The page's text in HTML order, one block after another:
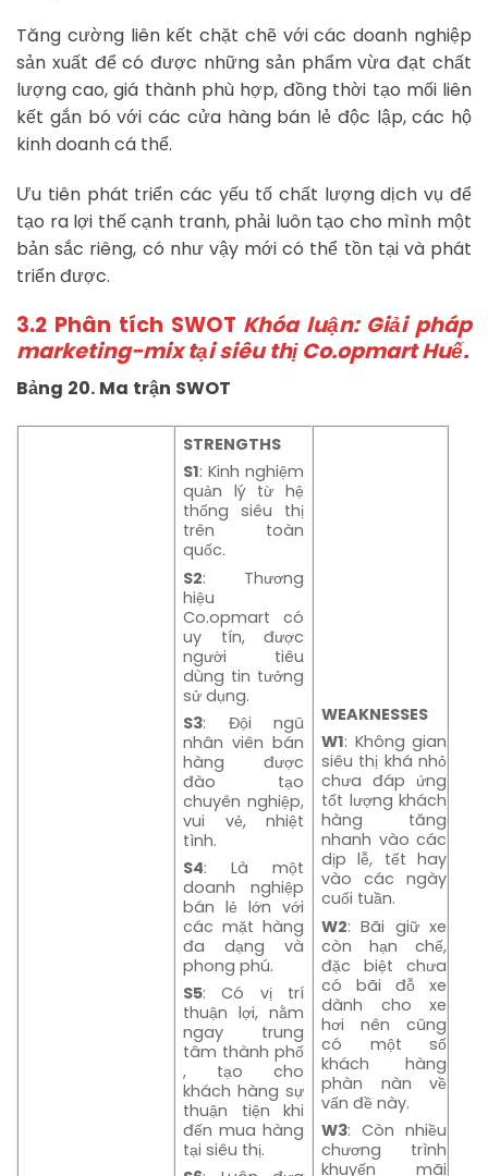
Tăng cường liên kết chặt chẽ với các doanh nghiệp
sản xuất để có được những sản phẩm vừa đạt chất
lượng cao, giá thành phù hợp, đồng thời tạo mối liên
kết gắn bó với các cửa hàng bán lẻ độc lập, các hộ
kinh doanh cá thể.
Ưu tiên phát triển các yếu tố chất lượng dịch vụ để
tạo ra lợi thế cạnh tranh, phải luôn tạo cho mình một
bản sắc riêng, có như vậy mới có thể tồn tại và phát
triển được.
3.2 Phân tích SWOT Khóa luận: Giải pháp
marketing-mix tại siêu thị Co.opmart Huế.
Bảng 20. Ma trận SWOT
STRENGTHS
S1: Kinh nghiệm
quản lý từ hệ
thống siêu thị
trên toàn
quốc.
S2: Thương
hiệu
Co.opmart có
uy tín, được
người tiêu
dùng tin tưởng
sử dụng.
S3: Đội ngũ
nhân viên bán
hàng được
đào tạo
chuyên nghiệp,
vui vẻ, nhiệt
tình.
S4: Là một
doanh nghiệp
bán lẻ lớn với
các mặt hàng
đa dạng và
phong phú.
S5: Có vị trí
thuận lợi, nằm
ngay trung
tâm thành phố
, tạo cho
khách hàng sự
thuận tiện khi
đến mua hàng
tại siêu thị.
WEAKNESSES
W1: Không gian
siêu thị khá nhỏ
chưa đáp ứng
tốt lượng khách
hàng tăng
nhanh vào các
dịp lễ, tết hay
vào các ngày
cuối tuần.
W2: Bãi giữ xe
còn hạn chế,
đặc biệt chưa
có bãi đỗ xe
dành cho xe
hơi nên cũng
có một số
khách hàng
phàn nàn về
vấn đề này.
W3: Còn nhiều
chương trình
khuyến mãi